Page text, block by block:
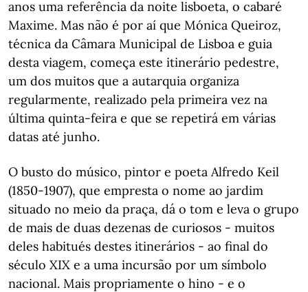
anos uma referência da noite lisboeta, o cabaré
Maxime. Mas não é por aí que Mónica Queiroz,
técnica da Câmara Municipal de Lisboa e guia
desta viagem, começa este itinerário pedestre,
um dos muitos que a autarquia organiza
regularmente, realizado pela primeira vez na
última quinta-feira e que se repetirá em várias
datas até junho.
O busto do músico, pintor e poeta Alfredo Keil
(1850-1907), que empresta o nome ao jardim
situado no meio da praça, dá o tom e leva o grupo
de mais de duas dezenas de curiosos - muitos
deles habitués destes itinerários - ao final do
século XIX e a uma incursão por um símbolo
nacional. Mais propriamente o hino - e o